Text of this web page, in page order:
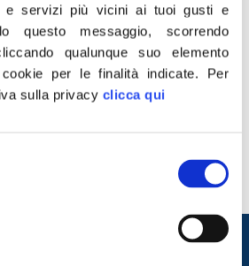
e servizi più vicini ai tuoi gusti e
questo messaggio, scorrendo
qualunque suo elemento
per le finalità indicate. Per
sulla privacy clicca qui
il conflitto ucraino, la crisi
record. L’Agenzia delle Entrate ha
oltre mezzo milione di italiani gli
al governo per dare respiro ai
mondo di